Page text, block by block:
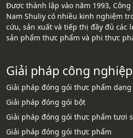
Được thành lập vào năm 1993,
Nam Shuliy có nhiều kinh nghiệm
cứu, sản xuất và tiếp thị đầy đủ các
sản phẩm thực phẩm và phi thực
Giải pháp công nghiệp
Giải pháp đóng gói thực phẩm
Giải pháp đóng gói bột
Giải pháp đóng gói thực phẩm tươi
Giải pháp đóng gói thực phẩm